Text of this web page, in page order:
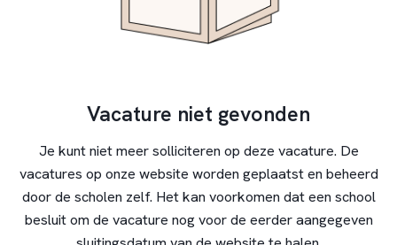
Vacature niet gevonden
Je kunt niet meer solliciteren op deze vacature. De
vacatures op onze website worden geplaatst en beheerd
door de scholen zelf. Het kan voorkomen dat een school
besluit om de vacature nog voor de eerder aangegeven